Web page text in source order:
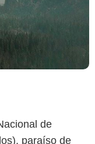
de
paraíso de